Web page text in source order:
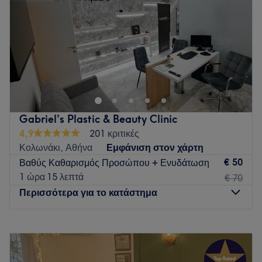
Σάββατο
10:00
Κυριακή
Go to venue
Gabriel’s Plastic & Beauty Clinic
4,9
201 κριτικές
Κολωνάκι, Αθήνα
Εμφάνιση στον χάρτη
Βαθύς Καθαρισμός Προσώπου + Ενυδάτωση
1 ώρα 15 λεπτά
€ 50
€ 70
Περισσότερα για το κατάστημα
Τρίτη
13:00
21:00
Τετάρτη
20:00